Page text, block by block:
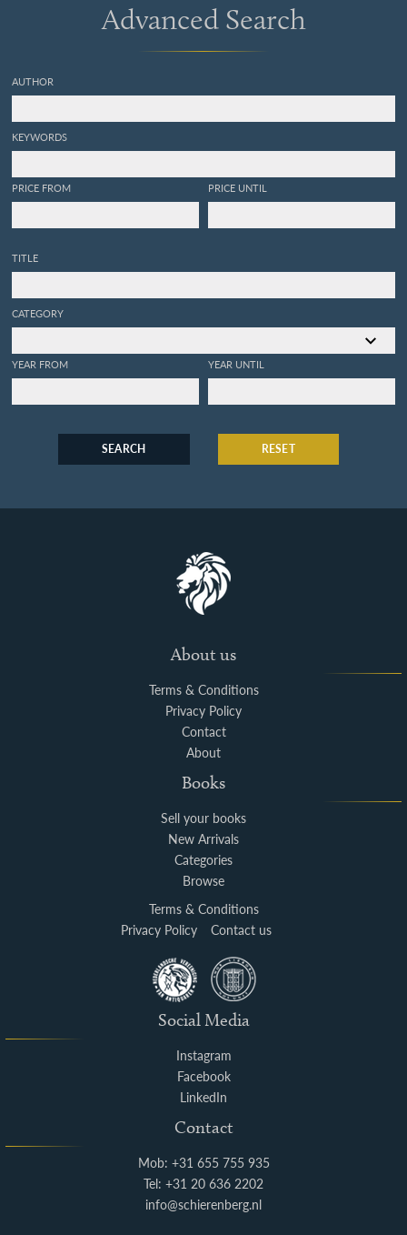
Advanced Search
AUTHOR
KEYWORDS
PRICE FROM PRICE UNTIL
TITLE
CATEGORY
YEAR FROM YEAR UNTIL
SEARCH RESET
About us
Terms & Conditions
Privacy Policy
Contact
About
Books
Sell your books
New Arrivals
Categories
Browse
Terms & Conditions
Privacy Policy
Contact us
Social Media
Instagram
Facebook
LinkedIn
Contact
Mob: +31 655 755 935
Tel: +31 20 636 2202
info@schierenberg.nl